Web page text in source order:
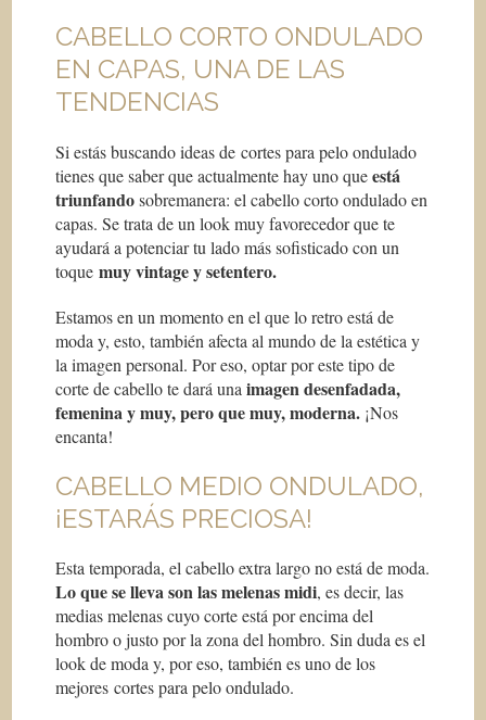
CABELLO CORTO ONDULADO
EN CAPAS, UNA DE LAS
TENDENCIAS
Si estás buscando ideas de cortes para pelo ondulado
tienes que saber que actualmente hay uno queestá
triunfandosobremanera: el cabello corto ondulado en
capas. Se trata de un look muy favorecedor que te
ayudará a potenciar tu lado más sofisticado con un
toquemuy vintage y setentero.
Estamos en un momento en el que lo retro está de
moda y, esto, también afecta al mundo de la estética y
la imagen personal. Por eso, optar por este tipo de
corte de cabello te dará una imagen desenfadada,
femenina y muy, pero que muy, moderna. ¡Nos
encanta!
CABELLO MEDIO ONDULADO,
¡ESTARÁS PRECIOSA!
Esta temporada, el cabello extra largo no está de moda.
Lo que se lleva son las melenas midi, es decir, las
medias melenas cuyo corte está por encima del
hombro o justo por la zona del hombro. Sin duda es el
look de moda y, por eso, también es uno de los
mejores cortes para pelo ondulado.